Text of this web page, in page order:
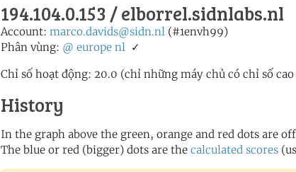
194.104.0.153 / elborrel.sidnlabs.nl
Account: marco.davids@sidn.nl (#1envh99)
Phân vùng: @ europe nl ✓
Chỉ số hoạt động: 20.0 (chỉ những máy chủ có chỉ số
History
In the graph above the green, orange and red dots are
The blue or red (bigger) dots are the calculated scores